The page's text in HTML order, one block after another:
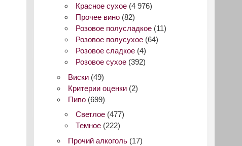
Красное сухое (4 976)
Прочее вино (82)
Розовое полусладкое (11)
Розовое полусухое (64)
Розовое сладкое (4)
Розовое сухое (392)
Виски (49)
Критерии оценки (2)
Пиво (699)
Светлое (477)
Темное (222)
Прочий алкоголь (17)